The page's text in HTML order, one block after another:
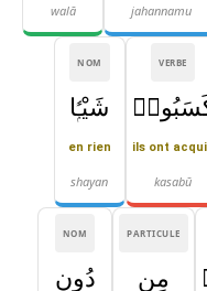
jahannamu
walā
VERBE
ils ont
kasabū
NOM
شَيْـًۭٔا
en rien
shayan
PARTICULE
مِن
NOM
دُونِ